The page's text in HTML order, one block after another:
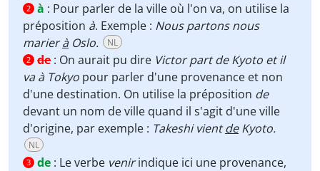
2 à : Pour parler de la ville où l'on va, on utilise la
préposition à. Exemple : Nous partons nous
marieràOslo. NL
2 de : On aurait pu dire Victor part de Kyoto et il
va à Tokyo pour parler d'une provenance et non
d'une destination. On utilise la préposition de
devant un nom de ville quand il s'agit d'une ville
d'origine, par exemple : Takeshi vientdeKyoto.
NL
3 de : Le verbe venirindique ici une provenance,